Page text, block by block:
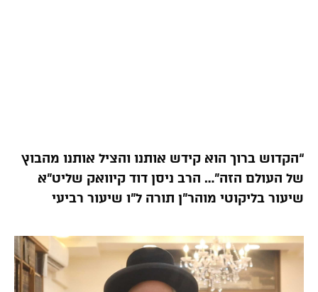
“הקדוש ברוך הוא קידש אותנו והציל אותנו מהבוץ
של העולם הזה”… הרב ניסן דוד קיוואק שליט”א
שיעור בליקוטי מוהר”ן תורה ל”ו שיעור רביעי